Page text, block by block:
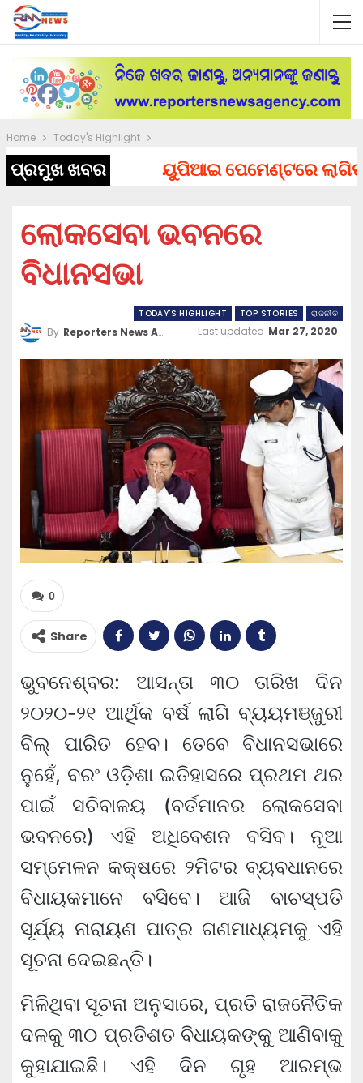
Home Today's Highlight
ପ୍ରମୁଖ ଖବର ୟୁପିଆଇ ପେମେଣ୍ଟରେ
ଲୋକସେବା ଭବନରେ
ବିଧାନସଭା
TODAY'S HIGHLIGHT TOP STORIES ରାଜନୀତି
By Reporters News Agency Last updated Mar 27, 2020
0
Share
ଭୁବନେଶ୍ବର: ଆସନ୍ତା ୩୦ ତାରିଖ ଦିନ
୨୦୨୦-୨୧ ଆର୍ଥିକ ବର୍ଷ ଲାଗି ବ୍ୟୟମଞ୍ଜୁରୀ
ବିଲ୍ ପାରିତ ହେବ। ତେବେ ବିଧାନସଭାରେ
ନୁହେଁ, ବରଂ ଓଡ଼ିଶା ଇତିହାସରେ ପ୍ରଥମ ଥର
ପାଇଁ ସଚିବାଳୟ (ବର୍ତମାନର ଲୋକସେବା
ଭବନରେ) ଏହି ଅଧିବେଶନ ବସିବ। ନୂଆ
ସମ୍ମେଳନ କକ୍ଷରେ ୨ମିଟର ବ୍ୟବଧାନରେ
ବିଧାୟକମାନେ ବସିବେ। ଆଜି ବାଚସ୍ପତି
ସୂର୍ଯ୍ୟ ନାରାୟଣ ପାତ୍ର ଗଣମାଧ୍ୟମକୁ ଏହି
ସୂଚନା ଦେଇଛନ୍ତି।
ମିଳିଥିବା ସୂଚନା ଅନୁସାରେ, ପ୍ରତି ରାଜନୈତିକ
ଦଳକୁ ୩୦ ପ୍ରତିଶତ ବିଧାୟକଙ୍କୁ ଆଣିବାକୁ
କୁହାଯାଇଛି। ଏହି ଦିନ ଗୃହ ଆରମ୍ଭ